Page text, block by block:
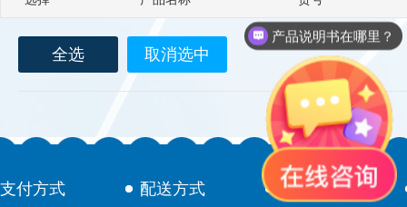
Berry & Associates
LGC Maine Standards Biolife
AbD Serotec
全选 取消选中
支付方式 配送方式 售后服务
产品说明书在哪里？